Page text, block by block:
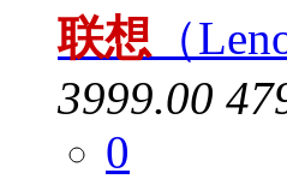
联想 （
3999.00
0